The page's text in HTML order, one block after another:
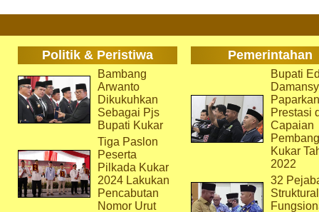
Politik & Peristiwa Pemerintahan
Bambang
Arwanto
Dikukuhkan
Sebagai Pjs
Bupati Kukar
Tiga Paslon
Peserta
Pilkada Kukar
2024 Lakukan
Pencabutan
Nomor Urut
Bupati
Paparkan
Prestasi
Capaian
Kukar
2022
32